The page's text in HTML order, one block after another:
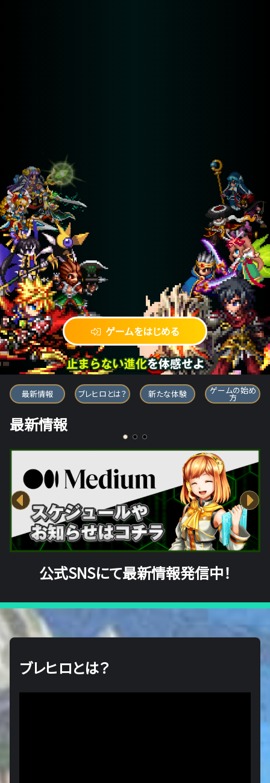
ゲームをはじめる
ブレイブ フロンティア ヒーローズ
最新情報 ブレヒロとは？ 新たな体験 ゲームの始め
方
最新情報
公式SNSにて最新情報発信中！
ブレヒロとは？